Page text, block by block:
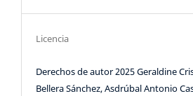
Licencia
Derechos de autor 2025 Geraldine
Bellera Sánchez, Asdrúbal Antonio